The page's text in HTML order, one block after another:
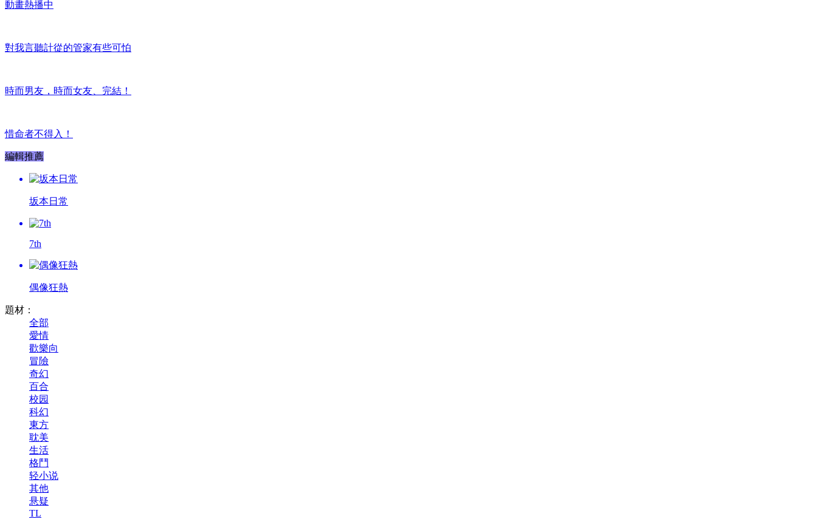
動畫熱播中
對我言聽計從的管家有些可怕
時而男友，時而女友、完結！
惜命者不得入！
編輯推薦
坂本日常
7th
偶像狂熱
題材：
全部
愛情
歡樂向
冒險
奇幻
百合
校园
科幻
東方
耽美
生活
格鬥
轻小说
其他
悬疑
TL